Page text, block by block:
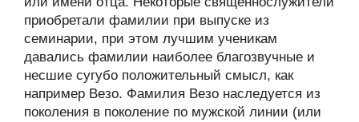
приобретали фамилии при выпуске из
семинарии, при этом лучшим ученикам
давались фамилии наиболее благозвучные и
несшие сугубо положительный смысл, как
например Везо. Фамилия Везо наследуется из
поколения в поколение по мужской линии (или